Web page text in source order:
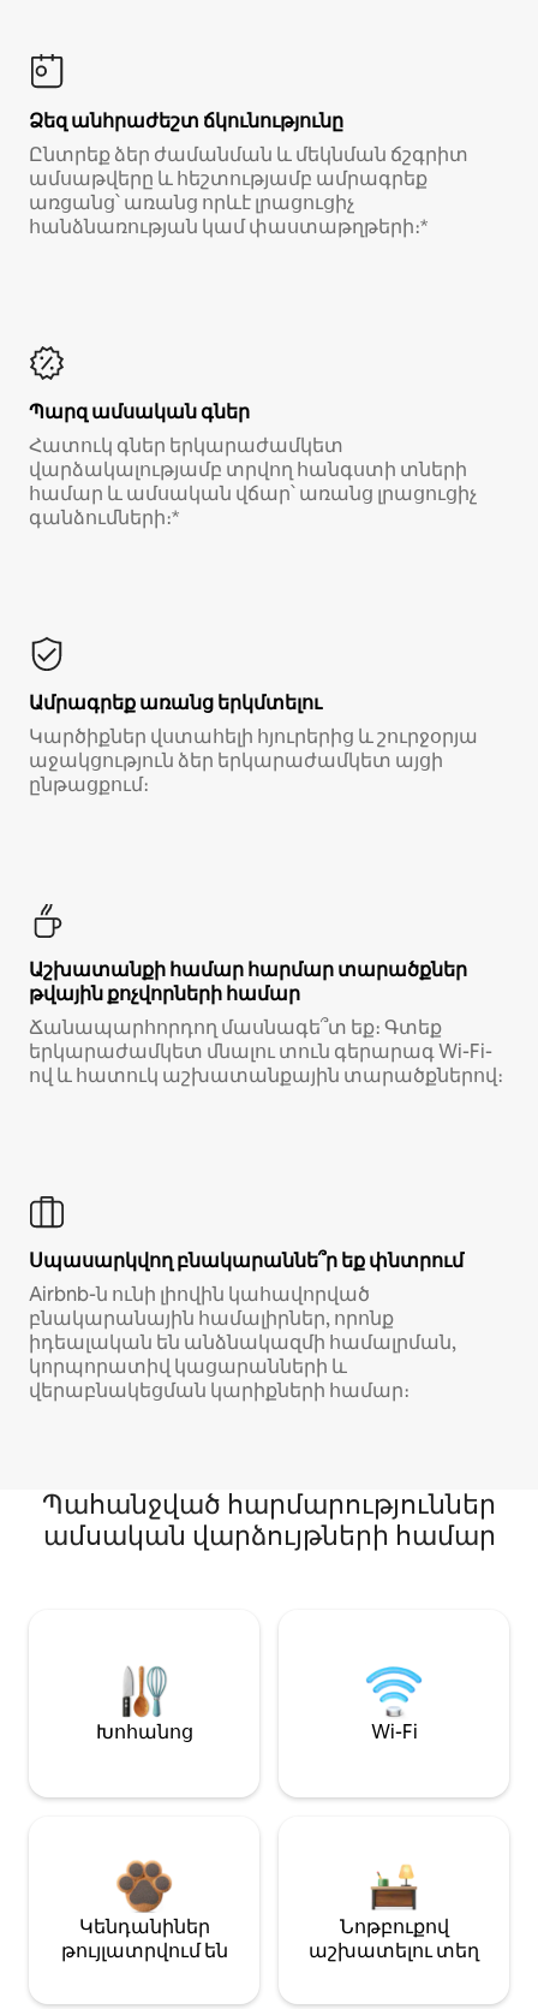
Ձեզ անհրաժեշտ ճկունությունը
Ընտրեք ձեր ժամանման և մեկնման ճշգրիտ
ամսաթվերը և հեշտությամբ ամրագրեք
առցանց՝ առանց որևէ լրացուցիչ
հանձնառության կամ փաստաթղթերի։*
Պարզ ամսական գներ
Հատուկ գներ երկարաժամկետ
վարձակալությամբ տրվող հանգստի տների
համար և ամսական վճար՝ առանց լրացուցիչ
գանձումների։*
Ամրագրեք առանց երկմտելու
Կարծիքներ վստահելի հյուրերից և շուրջօրյա
աջակցություն ձեր երկարաժամկետ այցի
ընթացքում։
Աշխատանքի համար հարմար տարածքներ
թվային քոչվորների համար
Ճանապարհորդող մասնագե՞տ եք։ Գտեք
երկարաժամկետ մնալու տուն գերարագ Wi-Fi-
ով և հատուկ աշխատանքային տարածքներով։
Սպասարկվող բնակարաննե՞ր եք փնտրում
Airbnb-ն ունի լիովին կահավորված
բնակարանային համալիրներ, որոնք
իդեալական են անձնակազմի համալրման,
կորպորատիվ կացարանների և
վերաբնակեցման կարիքների համար։
Պահանջված հարմարություններ
ամսական վարձույթների համար
Խոհանոց Wi-Fi
Կենդանիներ
թույլատրվում են
Նոթբուքով
աշխատելու տեղ